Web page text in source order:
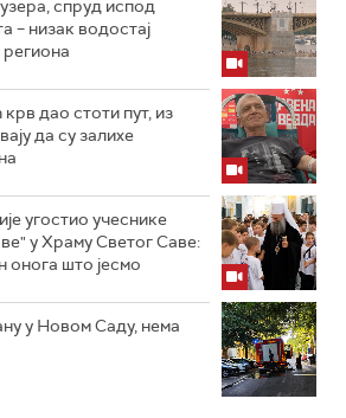
спруд испод
– низак водостај
дао стоти пут, из
да су залихе
угостио учеснике
у Храму Светог Саве:
онога што јесмо
у Новом Саду, нема